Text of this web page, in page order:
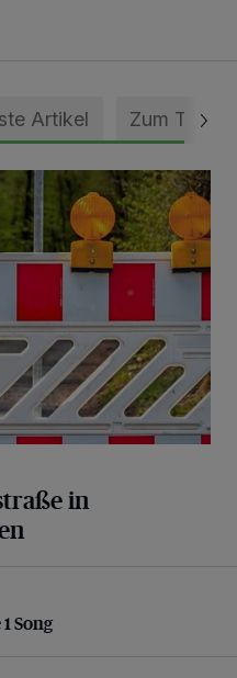
Artikel Zum Thema
Kapellen
in
Song
Song